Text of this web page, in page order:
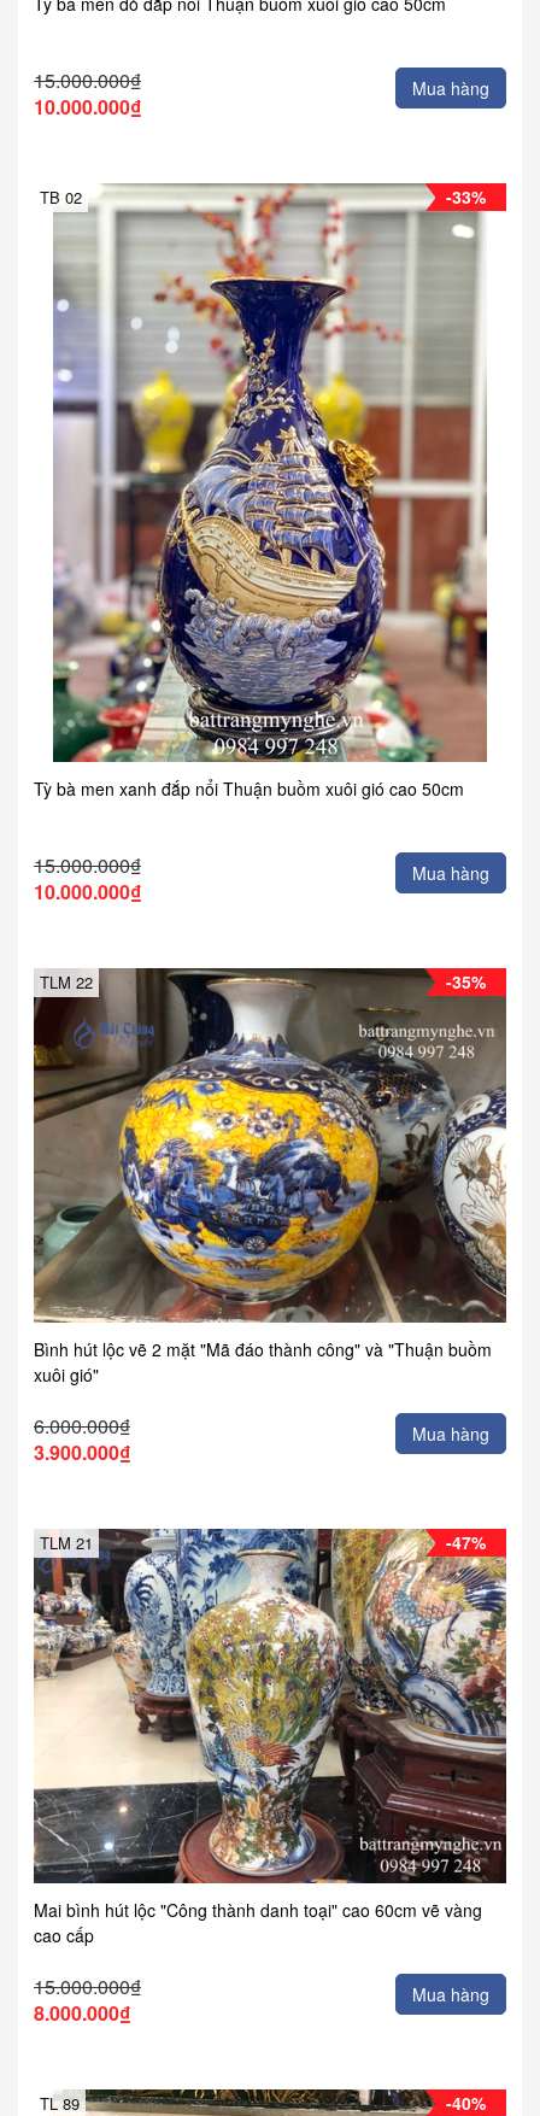
15.000.000₫
10.000.000₫
Mua hàng
-33%
TB 02
Tỳ bà men xanh đắp nổi Thuận buồm xuôi gió cao 50cm
15.000.000₫
10.000.000₫
Mua hàng
-35%
TLM 22
Bình hút lộc vẽ 2 mặt "Mã đáo thành công" và "Thuận buồm
xuôi gió"
6.000.000₫
3.900.000₫
Mua hàng
-47%
TLM 21
Mai bình hút lộc "Công thành danh toại" cao 60cm vẽ vàng
cao cấp
15.000.000₫
8.000.000₫
Mua hàng
-40%
TL 89